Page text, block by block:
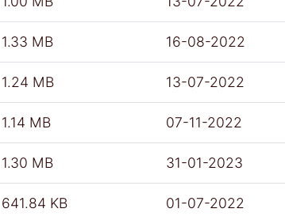
1.33 MB 16-08-2022
1.24 MB 13-07-2022
1.14 MB 07-11-2022
1.30 MB 31-01-2023
641.84 KB 01-07-2022